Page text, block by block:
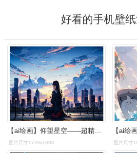
好看的手机壁
图片尺寸1728x1080 图片尺寸